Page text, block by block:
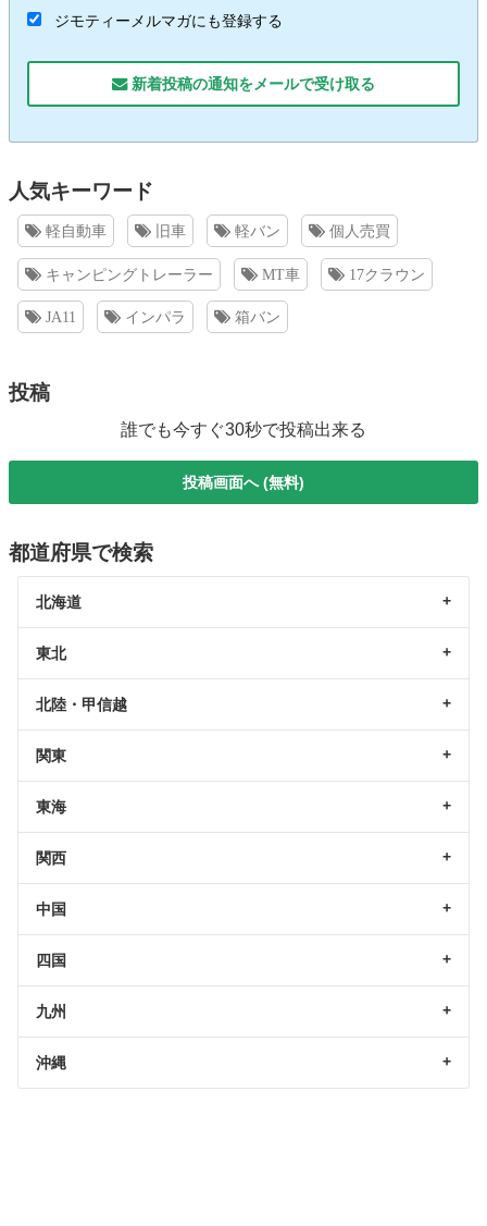
ジモティーメルマガにも登録する
新着投稿の通知をメールで受け取る
人気キーワード
軽自動車 旧車 軽バン 個人売買
キャンピングトレーラー MT車 17クラウン
JA11 インパラ 箱バン
投稿
誰でも今すぐ30秒で投稿出来る
投稿画面へ (無料)
都道府県で検索
北海道
東北
北陸・甲信越
関東
東海
関西
中国
四国
九州
沖縄